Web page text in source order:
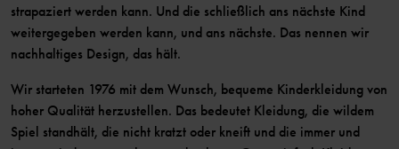
strapaziert werden kann. Und die schließlich ans nächste Kind
weitergegeben werden kann, und ans nächste. Das nennen wir
nachhaltiges Design, das hält.
Wir starteten 1976 mit dem Wunsch, bequeme Kinderkleidung von
hoher Qualität herzustellen. Das bedeutet Kleidung, die wildem
Spiel standhält, die nicht kratzt oder kneift und die immer und